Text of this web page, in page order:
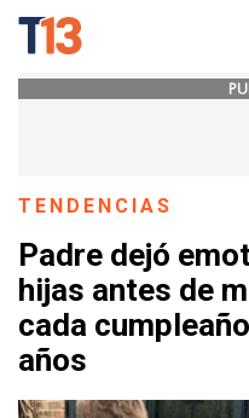
TENDENCIAS
Padre dejó
hijas antes de
cada
años